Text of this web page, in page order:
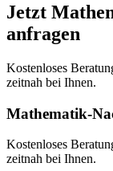
Jetzt
anfragen
Kostenloses
zeitnah bei Ihnen.
Mathematik-
Kostenloses
zeitnah bei Ihnen.